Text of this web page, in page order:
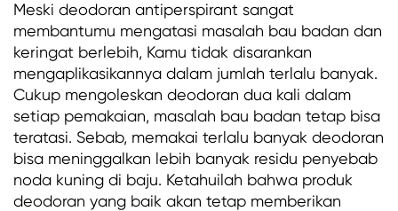
Meski deodoran antiperspirant sangat
membantumu mengatasi masalah bau badan dan
keringat berlebih, Kamu tidak disarankan
mengaplikasikannya dalam jumlah terlalu banyak.
Cukup mengoleskan deodoran dua kali dalam
setiap pemakaian, masalah bau badan tetap bisa
teratasi. Sebab, memakai terlalu banyak deodoran
bisa meninggalkan lebih banyak residu penyebab
noda kuning di baju. Ketahuilah bahwa produk
deodoran yang baik akan tetap memberikan